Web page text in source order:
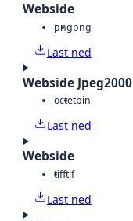
Webside
pngpng
Last ned
Webside Jpeg2000
octetbin
Last ned
Webside
tifftif
Last ned